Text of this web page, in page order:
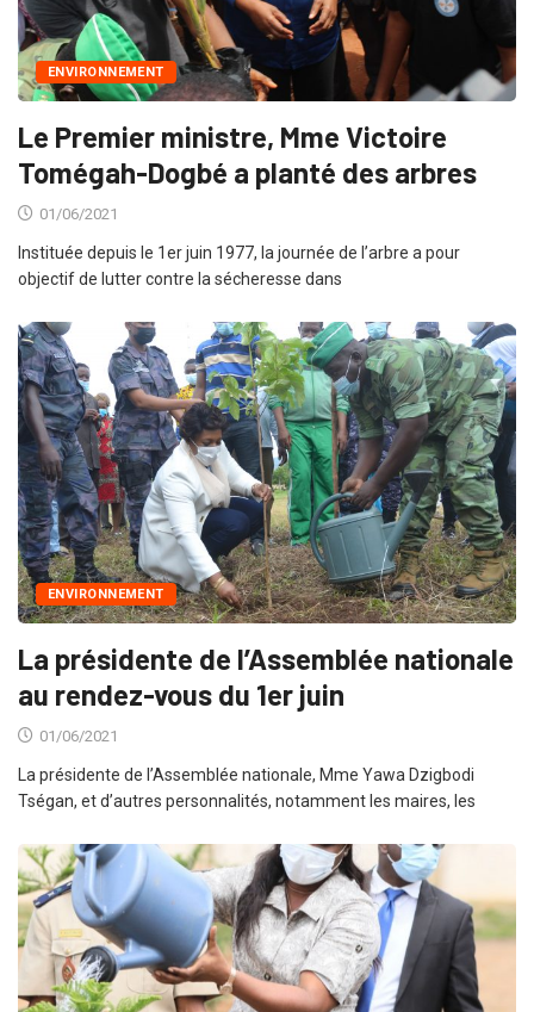
ENVIRONNEMENT
Le Premier ministre, Mme Victoire
Tomégah-Dogbé a planté des arbres
01/06/2021
Instituée depuis le 1er juin 1977, la journée de l’arbre a pour
objectif de lutter contre la sécheresse dans
ENVIRONNEMENT
La présidente de l’Assemblée nationale
au rendez-vous du 1er juin
01/06/2021
La présidente de l’Assemblée nationale, Mme Yawa Dzigbodi
Tségan, et d’autres personnalités, notamment les maires, les